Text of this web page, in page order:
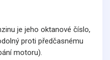
je jeho oktanové číslo,
proti předčasnému
motoru).